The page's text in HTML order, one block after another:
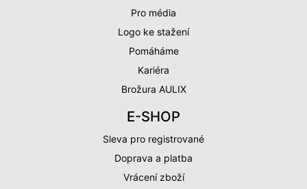
Pro média
Logo ke stažení
Pomáháme
Kariéra
Brožura AULIX
E-SHOP
Sleva pro registrované
Doprava a platba
Vrácení zboží